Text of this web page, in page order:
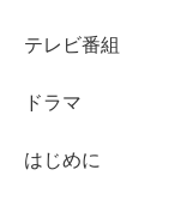
テレビ番組
ドラマ
はじめに